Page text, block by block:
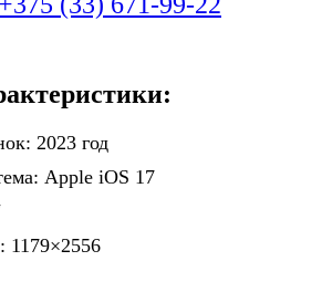
2023 год
Apple iOS 17
1179×2556